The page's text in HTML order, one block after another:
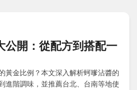
公開：從配方到搭配一
黃金比例？本文深入解析蚵嗲沾醬的
進階調味，並推薦台北、台南等地使